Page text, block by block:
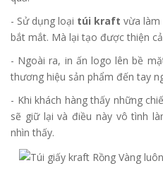
- Sử dụng loại túi kraft vừa làm
bắt mắt. Mà lại tạo được thiện
- Ngoài ra, in ấn logo lên bề
thương hiệu sản phẩm đến tay
- Khi khách hàng thấy những
sẽ giữ lại và điều này vô tình
nhìn thấy.